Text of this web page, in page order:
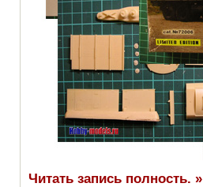
Читать запись полность. »